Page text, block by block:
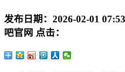
发布日期： 2026-02-01 07:53
吧官网 点击：